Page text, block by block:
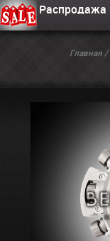
Распродажа
Главная /